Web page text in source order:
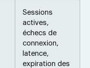
Sessions
actives,
échecs de
connexion,
latence,
expiration des